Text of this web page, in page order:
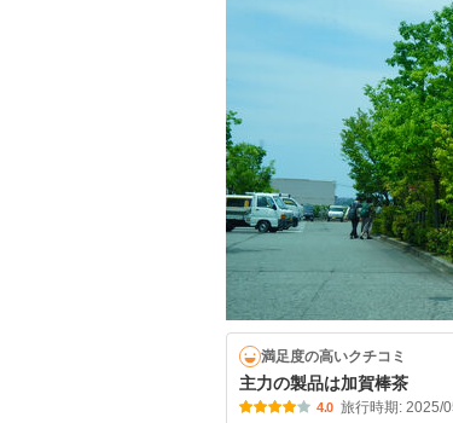
満足度の高いクチコミ
主力の製品は加賀棒茶
4.0 旅行時期: 2025/